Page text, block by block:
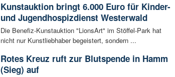
Kunstauktion bringt 6.000 Euro für Kinder-
und Jugendhospizdienst Westerwald
Die Benefiz-Kunstauktion "LionsArt" im Stöffel-Park hat
nicht nur Kunstliebhaber begeistert, sondern ...
Rotes Kreuz ruft zur Blutspende in Hamm
(Sieg) auf